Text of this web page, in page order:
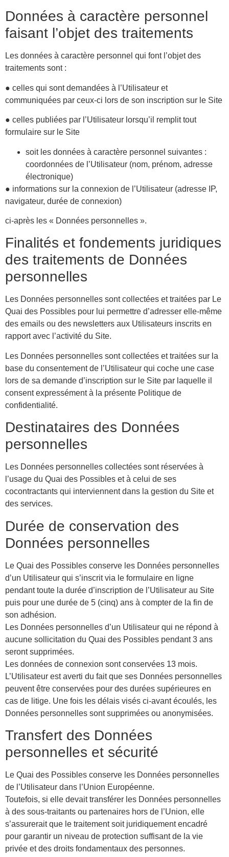
Données à caractère personnel
faisant l’objet des traitements
Les données à caractère personnel qui font l’objet des
traitements sont :
● celles qui sont demandées à l’Utilisateur et
communiquées par ceux-ci lors de son inscription sur le Site
● celles publiées par l’Utilisateur lorsqu’il remplit tout
formulaire sur le Site
soit les données à caractère personnel suivantes :
coordonnées de l’Utilisateur (nom, prénom, adresse
électronique)
● informations sur la connexion de l’Utilisateur (adresse IP,
navigateur, durée de connexion)
ci-après les « Données personnelles ».
Finalités et fondements juridiques
des traitements de Données
personnelles
Les Données personnelles sont collectées et traitées par Le
Quai des Possibles pour lui permettre d’adresser elle-même
des emails ou des newsletters aux Utilisateurs inscrits en
rapport avec l’activité du Site.
Les Données personnelles sont collectées et traitées sur la
base du consentement de l’Utilisateur qui coche une case
lors de sa demande d’inscription sur le Site par laquelle il
consent expressément à la présente Politique de
confidentialité.
Destinataires des Données
personnelles
Les Données personnelles collectées sont réservées à
l’usage du Quai des Possibles et à celui de ses
cocontractants qui interviennent dans la gestion du Site et
des services.
Durée de conservation des
Données personnelles
Le Quai des Possibles conserve les Données personnelles
d’un Utilisateur qui s’inscrit via le formulaire en ligne
pendant toute la durée d’inscription de l’Utilisateur au Site
puis pour une durée de 5 (cinq) ans à compter de la fin de
son adhésion.
Les Données personnelles d’un Utilisateur qui ne répond à
aucune sollicitation du Quai des Possibles pendant 3 ans
seront supprimées.
Les données de connexion sont conservées 13 mois.
L’Utilisateur est averti du fait que ses Données personnelles
peuvent être conservées pour des durées supérieures en
cas de litige. Une fois les délais visés ci-avant écoulés, les
Données personnelles sont supprimées ou anonymisées.
Transfert des Données
personnelles et sécurité
Le Quai des Possibles conserve les Données personnelles
de l’Utilisateur dans l’Union Européenne.
Toutefois, si elle devait transférer les Données personnelles
à des sous-traitants ou partenaires hors de l’Union, elle
s’assurerait que le traitement soit juridiquement encadré
pour garantir un niveau de protection suffisant de la vie
privée et des droits fondamentaux des personnes.